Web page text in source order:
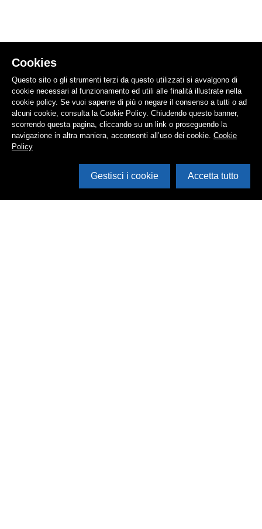
Cookies
Questo sito o gli strumenti terzi da questo utilizzati si avvalgono di
cookie necessari al funzionamento ed utili alle finalità illustrate nella
cookie policy. Se vuoi saperne di più o negare il consenso a tutti o ad
alcuni cookie, consulta la Cookie Policy. Chiudendo questo banner,
scorrendo questa pagina, cliccando su un link o proseguendo la
navigazione in altra maniera, acconsenti all’uso dei cookie. Cookie
Policy
Gestisci i cookie Accetta tutto